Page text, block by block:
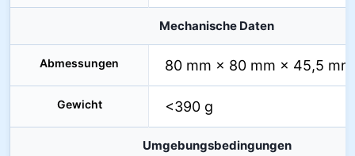
Mechanische Daten
Abmessungen 80 mm × 80 mm × 45,5 mm
Gewicht <390 g
Umgebungsbedingungen